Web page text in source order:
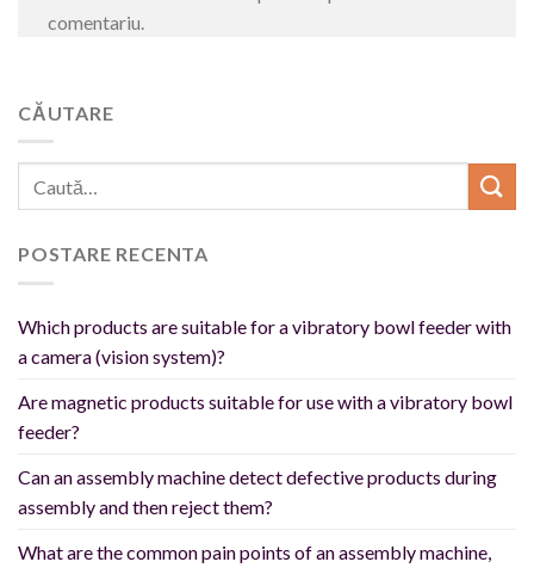
comentariu.
CĂUTARE
POSTARE RECENTA
Which products are suitable for a vibratory bowl feeder with
a camera (vision system)?
Are magnetic products suitable for use with a vibratory bowl
feeder?
Can an assembly machine detect defective products during
assembly and then reject them?
What are the common pain points of an assembly machine,